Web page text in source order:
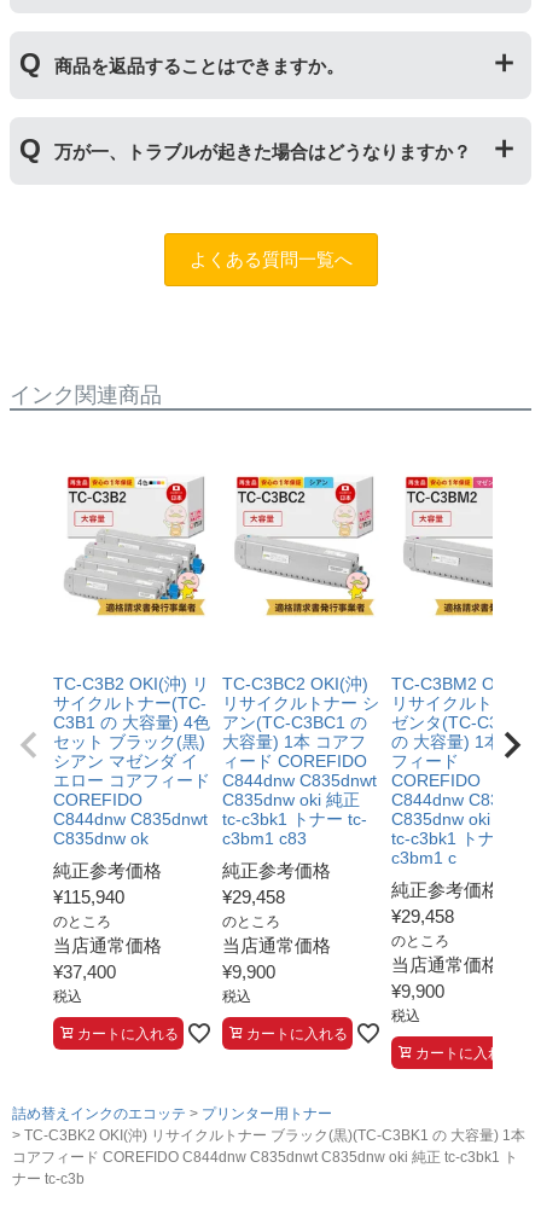
により使用できなくなった場合は、必ず分離してから新
しいものに交換してください。
ジナルの【特別増量版】もございます。
サイクルトナー/ドラムに限り、レビューをご投稿いただ
くことで保証期間が2年に延長されます。
保証期間の2年以内に使い切るようお願いいたします。
商品を返品することはできますか。
用未開封の場合であっても対応することができません。
ご購入前に商品の型番などをよくご確認ください。な
ますので、お手数ですが当店までお問い合わせくださ
万が一、トラブルが起きた場合はどうなりますか？
問合フォーム
ふたつの保証」を設けておりますので、ご購入
よくある質問一覧へ
インク関連商品
TC-C3B2 OKI(沖) リ
サイクルトナー(TC-
C3B1 の 大容量) 4色
セット ブラック(黒)
シアン マゼンダ イ
エロー コアフィード
COREFIDO
C844dnw C835dnwt
C835dnw ok
純正参考価格
¥115,940
のところ
当店通常価格
¥37,400
税込
カートに入れる
TC-C3BC2 OKI(沖)
リサイクルトナー シ
アン(TC-C3BC1 の
大容量) 1本 コアフ
ィード COREFIDO
C844dnw C835dnwt
C835dnw oki 純正
tc-c3bk1 トナー tc-
c3bm1 c83
純正参考価格
¥29,458
のところ
当店通常価格
¥9,900
税込
カートに入れる
TC-C3BM2 OKI(沖)
リサイクルトナー
ゼンタ(TC-C3BM1
の 大容量) 1本 コア
フィード
COREFIDO
C844dnw
C835dnw oki 純正
tc-c3bk1 トナー tc-
c3bm1 c
純正参考価格
¥29,458
のところ
当店通常価格
¥9,900
税込
カートに入れる
詰め替えインクのエコッテ
プリンター用トナー
TC-C3BK2 OKI(沖) リサイクルトナー ブラック(黒)(TC-C3BK1 の 大容量) 1本
コアフィード COREFIDO C844dnw C835dnwt C835dnw oki 純正 tc-c3bk1 ト
ナー tc-c3b